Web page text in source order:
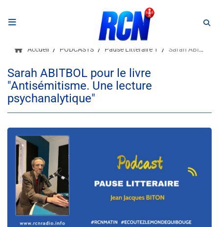
RADIO
Podcasts
Programmes
Equipe
Faire un don
Evènements
Météo Nice
Info routes
Accueil PODCASTS Pause Littéraire 1 Sarah ABITBOL pour le livre "Antisémitisme. Une lecture psychanalytique"
Sarah ABITBOL pour le livre
"Antisémitisme. Une lecture
psychanalytique"